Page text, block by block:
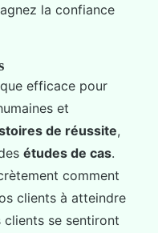
la confiance
efficace pour
et
de réussite,
études de cas.
comment
clients à atteindre
se sentiront